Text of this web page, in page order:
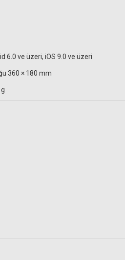
6.0 ve üzeri, iOS 9.0 ve üzeri
360 × 180 mm